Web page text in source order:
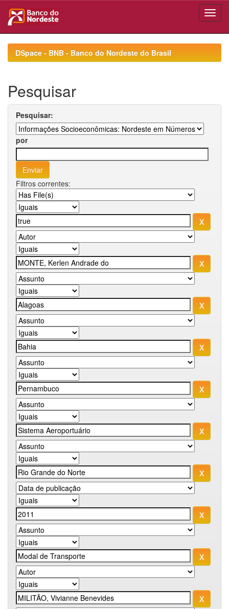
navigationDSpace - BNB - Banco do Nordeste do Brasil
Pesquisar
Pesquisar:
por
Filtros correntes: